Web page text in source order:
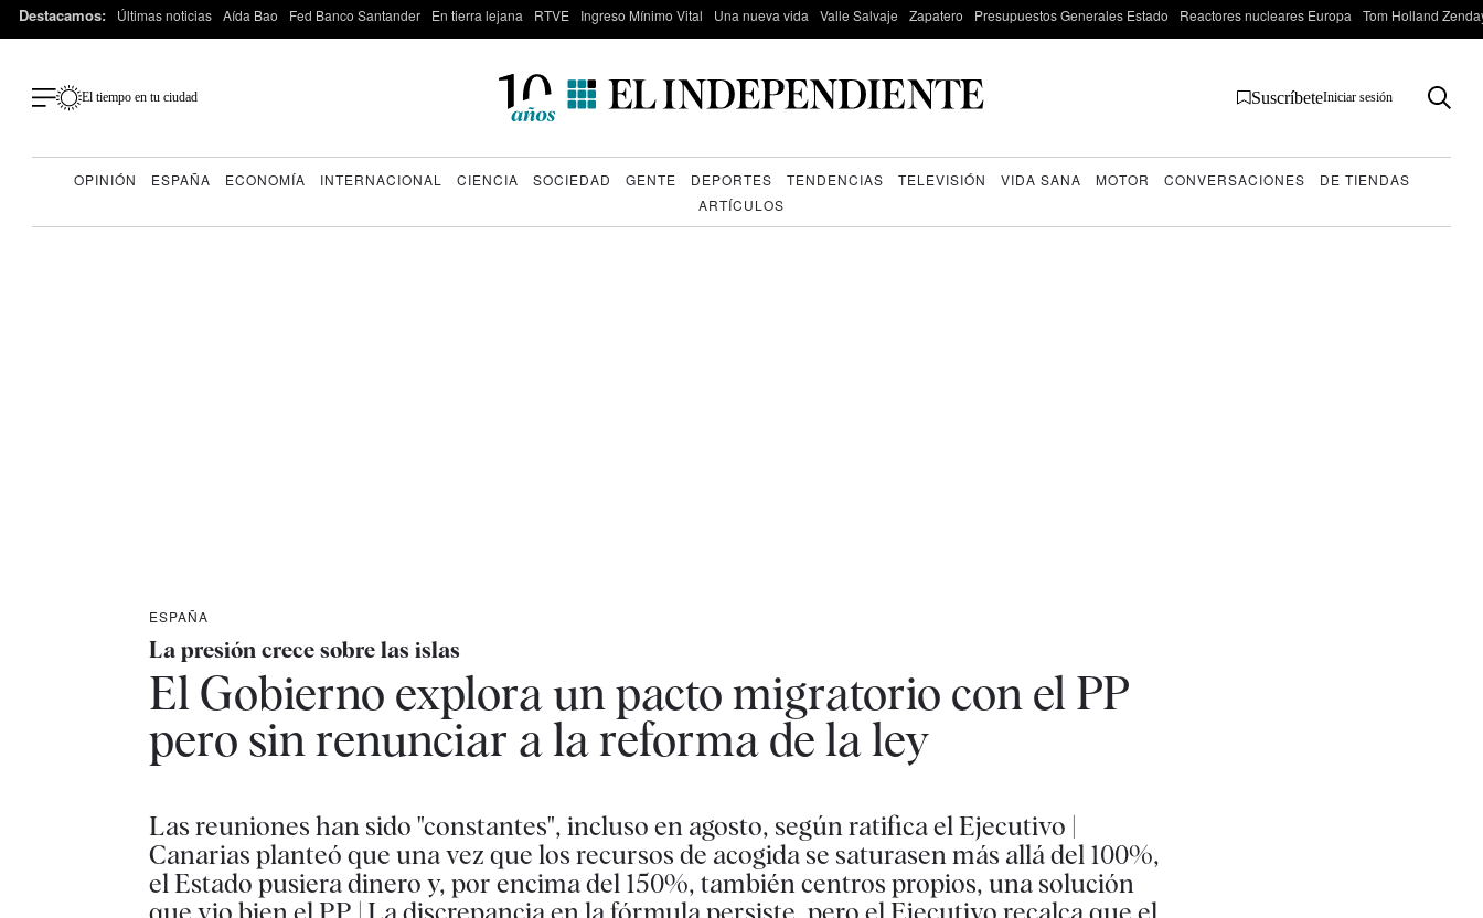
Destacamos: Últimas noticias Aída Bao Fed Banco Santander En tierra lejana RTVE Ingreso Mínimo Vital Una nueva vida Valle Salvaje Zapatero Presupuestos Generales Estado Reactores nucleares Europa Tom Holland
El tiempo en tu ciudad SuscríbeteIniciar sesión
OPINIÓN ESPAÑA ECONOMÍA INTERNACIONAL CIENCIA SOCIEDAD GENTE DEPORTES TENDENCIAS TELEVISIÓN VIDA SANA MOTOR CONVERSACIONES
DE TIENDAS
ARTÍCULOS
ESPAÑA
La presión crece sobre las islas
El Gobierno explora un pacto migratorio con el PP
pero sin renunciar a la reforma de la ley
Las reuniones han sido "constantes", incluso en agosto, según ratifica el Ejecutivo |
Canarias planteó que una vez que los recursos de acogida se saturasen más allá del 100%,
el Estado pusiera dinero y, por encima del 150%, también centros propios, una solución